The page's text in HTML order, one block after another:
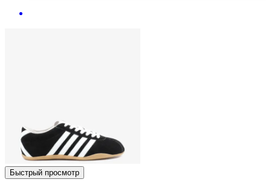
Быстрый просмотр